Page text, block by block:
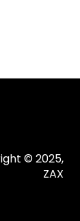
de
© 2025,
ZAX